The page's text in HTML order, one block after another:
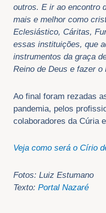
outros. E ir ao encontro
mais e melhor como
Eclesiástico, Cáritas,
essas instituições, que
instrumentos da graça
Reino de Deus e fazer o
Ao final foram rezadas
pandemia, pelos
colaboradores da Cúria
Veja como será o Círio
Fotos: Luiz Estumano
Texto: Portal Nazaré